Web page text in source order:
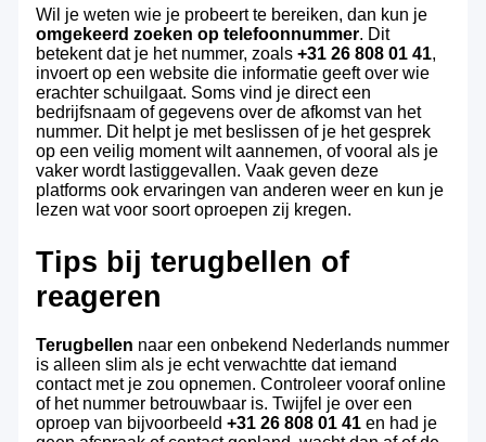
Wil je weten wie je probeert te bereiken, dan kun je
omgekeerd zoeken op telefoonnummer. Dit
betekent dat je het nummer, zoals +31 26 808 01 41,
invoert op een website die informatie geeft over wie
erachter schuilgaat. Soms vind je direct een
bedrijfsnaam of gegevens over de afkomst van het
nummer. Dit helpt je met beslissen of je het gesprek
op een veilig moment wilt aannemen, of vooral als je
vaker wordt lastiggevallen. Vaak geven deze
platforms ook ervaringen van anderen weer en kun je
lezen wat voor soort oproepen zij kregen.
Tips bij terugbellen of
reageren
Terugbellen naar een onbekend Nederlands nummer
is alleen slim als je echt verwachtte dat iemand
contact met je zou opnemen. Controleer vooraf online
of het nummer betrouwbaar is. Twijfel je over een
oproep van bijvoorbeeld +31 26 808 01 41en had je